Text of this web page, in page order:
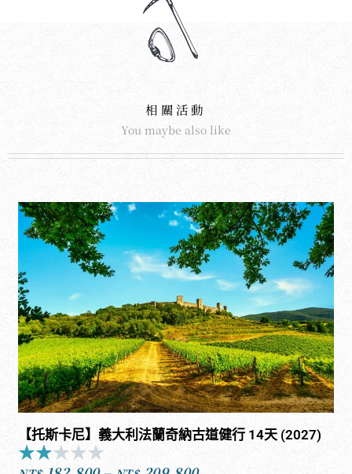
相關活動
You maybe also like
【托斯卡尼】義大利法蘭奇納古道健行 14天 (2027)
★★★★★